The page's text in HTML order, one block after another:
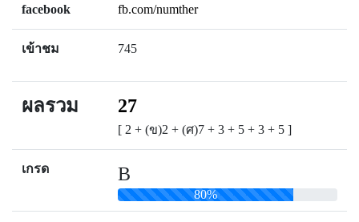
facebook fb.com/numther
เข้าชม 745
ผลรวม 27
[ 2 + (ข)2 + (ศ)7 + 3 + 5 + 3 + 5 ]
เกรด B
80%